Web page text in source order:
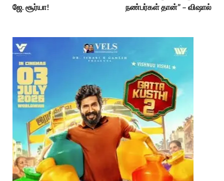
ஜே. சூர்யா!
நண்பர்கள் தான்” – விஷால்